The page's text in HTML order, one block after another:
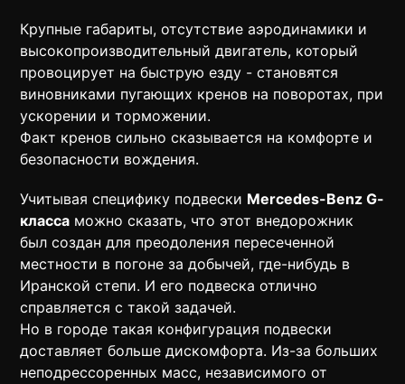
Крупные габариты, отсутствие аэродинамики и
высокопроизводительный двигатель, который
провоцирует на быструю езду - становятся
виновниками пугающих кренов на поворотах, при
ускорении и торможении.
Факт кренов сильно сказывается на комфорте и
безопасности вождения.
Учитывая специфику подвески Mercedes-Benz G-
класса можно сказать, что этот внедорожник
был создан для преодоления пересеченной
местности в погоне за добычей, где-нибудь в
Иранской степи. И его подвеска отлично
справляется с такой задачей.
Но в городе такая конфигурация подвески
доставляет больше дискомфорта. Из-за больших
неподрессоренных масс, независимого от